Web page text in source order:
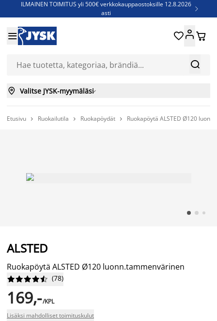
ILMAINEN TOIMITUS yli 500€ verkkokauppaostoksille 12.8.2026
asti

Jenkkisänkyjä - Säästä jopa 60%


 
 Valitse JYSK-myymäläsi
Etusivu  Ruokailutila  Ruokapöydät  Ruokapöytä ALSTED Ø120
ALSTED
Ruokapöytä ALSTED Ø120 luonn.tammenvärinen





 (78)
169,-/KPL
Lisäksi mahdolliset toimituskulut